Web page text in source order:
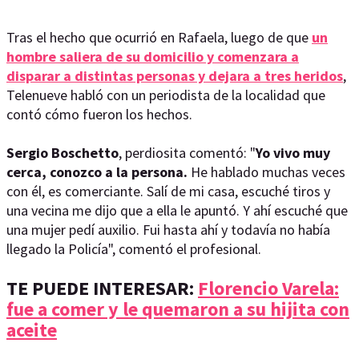
Tras el hecho que ocurrió en Rafaela, luego de que un
hombre saliera de su domicilio y comenzara a
disparar a distintas personas y dejara a tres heridos,
Telenueve habló con un periodista de la localidad que
contó cómo fueron los hechos.
Sergio Boschetto, perdiosita comentó: "Yo vivo muy
cerca, conozco a la persona. He hablado muchas veces
con él, es comerciante. Salí de mi casa, escuché tiros y
una vecina me dijo que a ella le apuntó. Y ahí escuché que
una mujer pedí auxilio. Fui hasta ahí y todavía no había
llegado la Policía", comentó el profesional.
TE PUEDE INTERESAR: Florencio Varela:
fue a comer y le quemaron a su hijita con
aceite